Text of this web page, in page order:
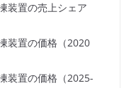
装置の売上シェア
装置の価格（2020
装置の価格（2025-